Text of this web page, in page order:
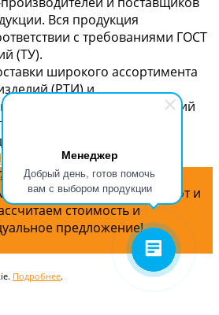
Менеджер
Добрый день, готов помочь
вам с выбором продукции
Подробнее.
Вся продукция
с требованиями ГОСТ
(ТУ).
широкого ассортимента
(РТИ) и
(АТИ) для предприятий
энергетики,
отраслей.
по ГОСТ
наших услугах, видах работ и
стоимость и
предложение!